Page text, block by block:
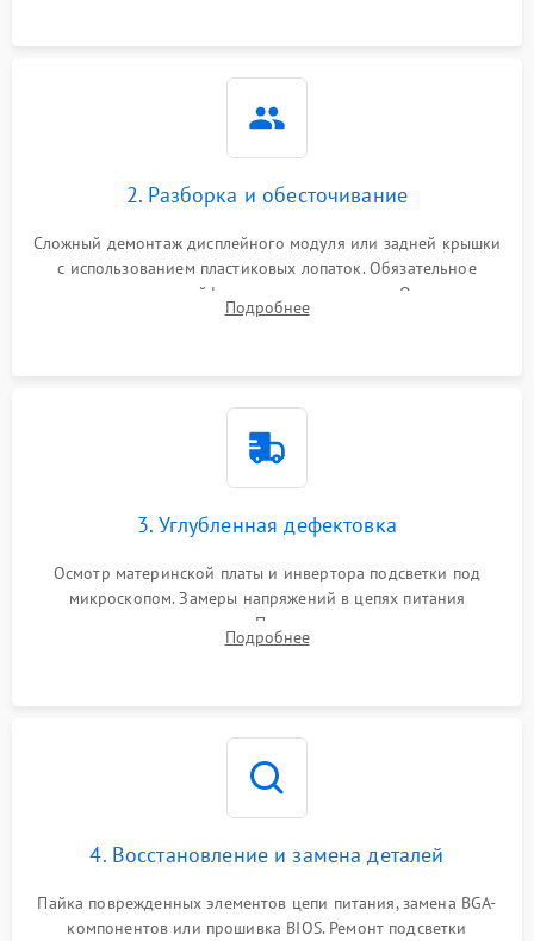
2. Разборка и обесточивание
Сложный демонтаж дисплейного модуля или задней крышки
с использованием пластиковых лопаток. Обязательное
отключение шлейфов матрицы и питания. Очистка
массивной системы охлаждения от скопившейся пыли.
Подробнее
3. Углубленная дефектовка
Осмотр материнской платы и инвертора подсветки под
микроскопом. Замеры напряжений в цепях питания
процессора и видеокарты. Проверка состояния жесткого
диска и оперативной памяти с помощью POST-карт и
Подробнее
4. Восстановление и замена деталей
Пайка поврежденных элементов цепи питания, замена BGA-
компонентов или прошивка BIOS. Ремонт подсветки